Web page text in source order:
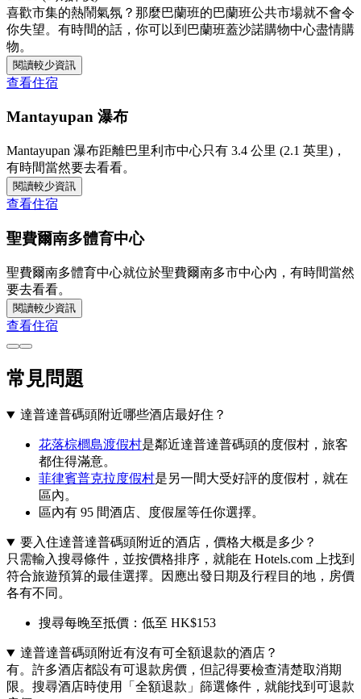
喜歡市集的熱鬧氣氛？那麼巴蘭班的巴蘭班公共市場就不會令
你失望。有時間的話，你可以到巴蘭班蓋沙諾購物中心盡情購
物。
閱讀較少資訊
查看住宿
Mantayupan 瀑布
Mantayupan 瀑布距離巴里利市中心只有 3.4 公里 (2.1 英里)，
有時間當然要去看看。
閱讀較少資訊
查看住宿
聖費爾南多體育中心
聖費爾南多體育中心就位於聖費爾南多市中心內，有時間當然
要去看看。
閱讀較少資訊
查看住宿
常見問題
達普達普碼頭附近哪些酒店最好住？
花落棕櫚島渡假村是鄰近達普達普碼頭的度假村，旅客
都住得滿意。
菲律賓普克拉度假村是另一間大受好評的度假村，就在
區內。
區內有 95 間酒店、度假屋等任你選擇。
要入住達普達普碼頭附近的酒店，價格大概是多少？
只需輸入搜尋條件，並按價格排序，就能在 Hotels.com 上找到
符合旅遊預算的最佳選擇。因應出發日期及行程目的地，房價
各有不同。
搜尋每晚至抵價：低至 HK$153
達普達普碼頭附近有沒有可全額退款的酒店？
有。許多酒店都設有可退款房價，但記得要檢查清楚取消期
限。搜尋酒店時使用「全額退款」篩選條件，就能找到可退款